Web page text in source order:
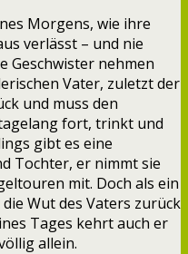
Morgens, wie ihre
verlässt – und nie
Geschwister nehmen
Vater, zuletzt der
und muss den
fort, trinkt und
gibt es eine
Tochter, er nimmt sie
mit. Doch als ein
Wut des Vaters zurück
Tages kehrt auch er
allein.